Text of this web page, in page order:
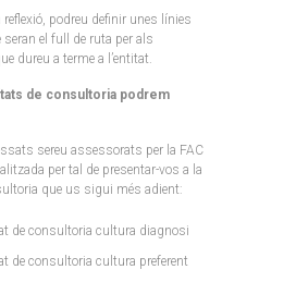
reflexió, podreu definir unes línies
el full de ruta per als
dureu a terme a l’entitat.
de consultoria podrem
sereu assessorats per la FAC
per tal de presentar-vos a la
que us sigui més adient:
de consultoria cultura diagnosi
de consultoria cultura preferent